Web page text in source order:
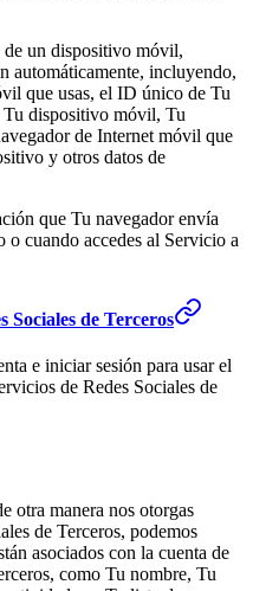
de un dispositivo móvil,
automáticamente, incluyendo,
que usas, el ID único de Tu
dispositivo móvil, Tu
de Internet móvil que
y otros datos de
que Tu navegador envía
o cuando accedes al Servicio a
Sociales de Terceros
e iniciar sesión para usar el
de Redes Sociales de
otra manera nos otorgas
de Terceros, podemos
asociados con la cuenta de
como Tu nombre, Tu